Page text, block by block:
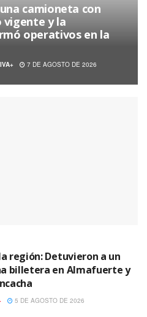
camioneta con
vigente y la
operativos en la
7 DE AGOSTO DE 2026
región: Detuvieron a un
billetera en Almafuerte y
5 DE AGOSTO DE 2026